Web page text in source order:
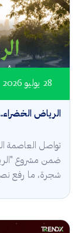
الرياض
28 يوليو 2026
تواصل العاصمة
شجرة، ما رفع